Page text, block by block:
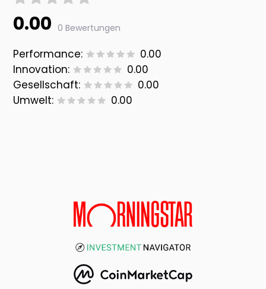
0.00 0 Bewertungen
Performance:
0.00
Innovation:
0.00
Gesellschaft:
0.00
Umwelt:
0.00